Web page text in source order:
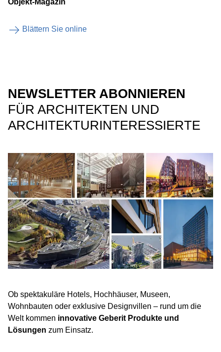
Objekt-Magazin
Blättern Sie online
NEWSLETTER ABONNIEREN
FÜR ARCHITEKTEN UND
ARCHITEKTURINTERESSIERTE
Ob spektakuläre Hotels, Hochhäuser, Museen,
Wohnbauten oder exklusive Designvillen – rund um die
Welt kommen innovative Geberit Produkte und
Lösungen zum Einsatz.